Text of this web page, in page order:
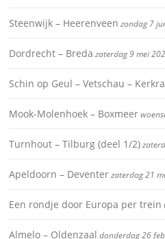
Steenwijk – Heerenveen zondag 7
Dordrecht – Breda zaterdag 9 mei
Schin op Geul – Vetschau –
Mook-Molenhoek – Boxmeer
Turnhout – Tilburg (deel 1/2)
Apeldoorn – Deventerzaterdag 21
Een rondje door Europa per trein
Almelo – Oldenzaal donderdag 26